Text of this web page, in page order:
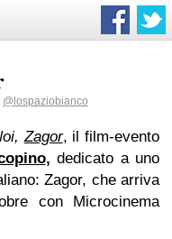
@lospaziobianco
Zagor, il film-evento
, dedicato a uno
Zagor, che arriva
con Microcinema